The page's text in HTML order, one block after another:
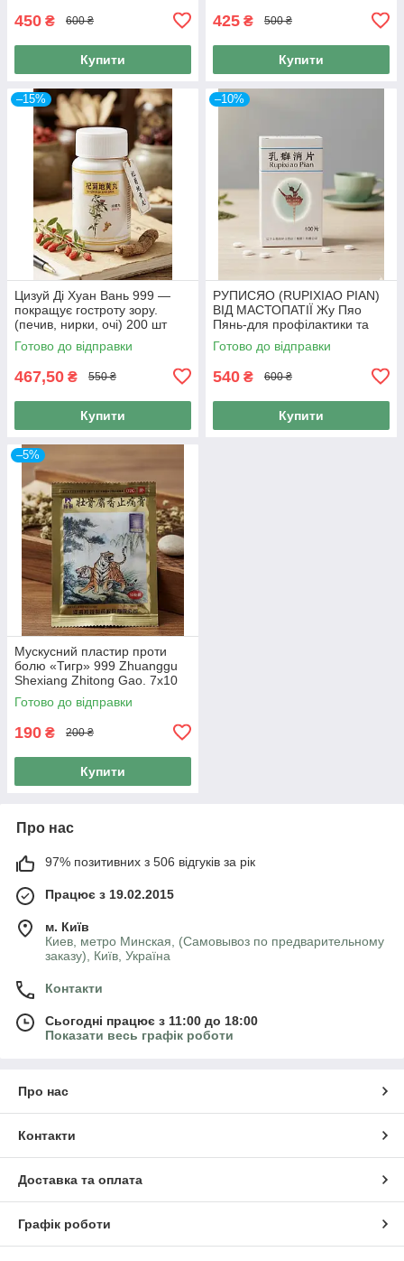
450 ₴ 600 ₴
Купити
425 ₴ 500 ₴
Купити
–15%
Цизуй Ді Хуан Вань 999 —
покращує гостроту зору.
(печив, нирки, очі) 200 шт
Готово до відправки
467,50 ₴ 550 ₴
Купити
–10%
РУПИСЯО (RUPIXIAO PIAN)
ВІД МАСТОПАТІЇ Жу Пяо
Пянь-для профілактики та
лікування молочної залози
100 таб., 999
Готово до відправки
540 ₴ 600 ₴
Купити
–5%
Мускусний пластир проти
болю «Тигр» 999 Zhuanggu
Shexiang Zhitong Gao. 7х10
см/10 шт. в упаковці
Готово до відправки
190 ₴ 200 ₴
Купити
Про нас
97% позитивних з 506 відгуків за рік
Працює з 19.02.2015
м. Київ
Киев, метро Минская, (Самовывоз по предварительному
заказу), Київ, Україна
Контакти
Сьогодні працює з 11:00 до 18:00
Показати весь графік роботи
Про нас
Контакти
Доставка та оплата
Графік роботи